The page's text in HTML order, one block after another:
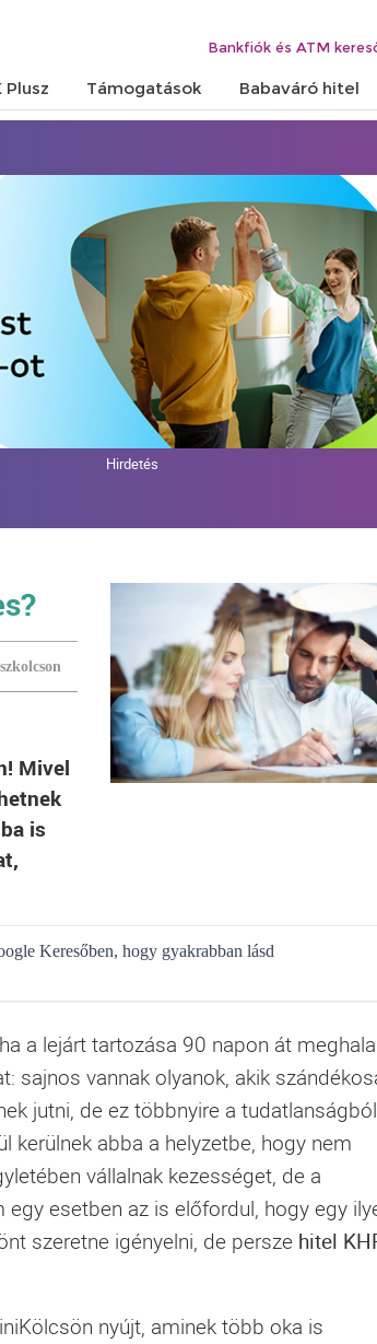
Bankfiók és ATM
Plusz Támogatások Babaváró hitel
Hirdetés
Mivel
is
Keresőben, hogy gyakrabban lásd
a lejárt tartozása 90 napon át
sajnos vannak olyanok, akik
jutni, de ez többnyire a tudatlanságból
kerülnek abba a helyzetbe, hogy nem
vállalnak kezességet, de a
esetben az is előfordul, hogy egy
szeretne igényelni, de persze hitel
nyújt, aminek több oka is